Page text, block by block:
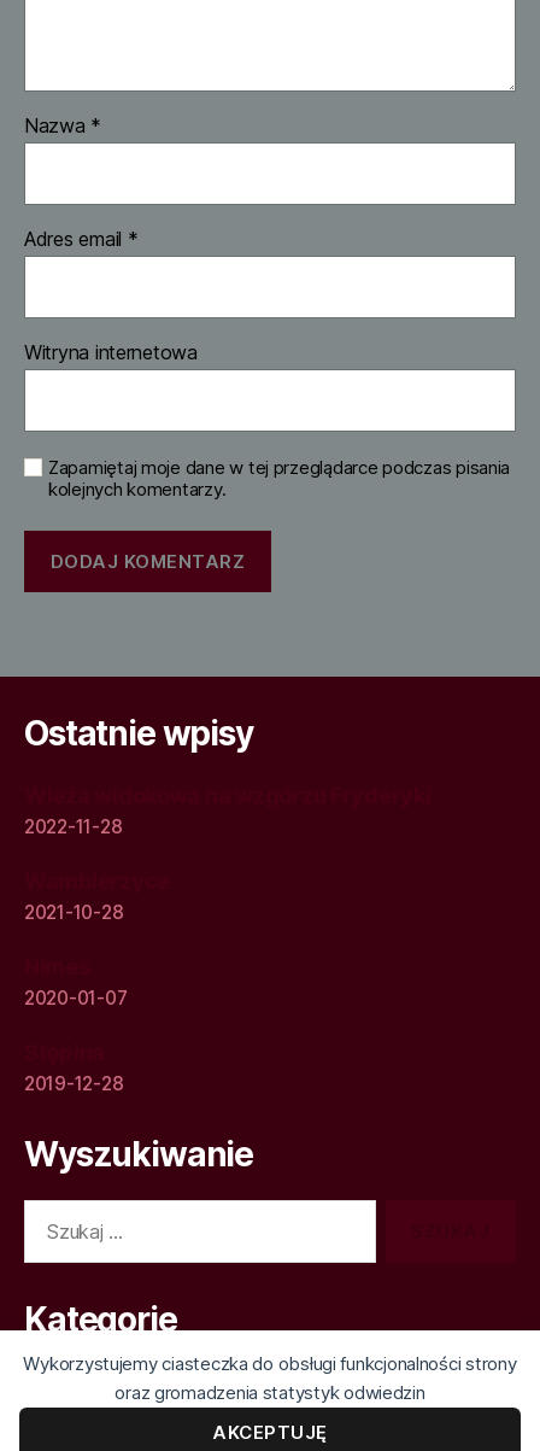
Wykorzystujemy ciasteczka do obsługi funkcjonalności strony
oraz gromadzenia statystyk odwiedzin
AKCEPTUJĘ
Nazwa *
Adres email *
Witryna internetowa
Zapamiętaj moje dane w tej przeglądarce podczas pisania
kolejnych komentarzy.
Ostatnie wpisy
2022-11-28
2021-10-28
2020-01-07
2019-12-28
Wyszukiwanie
Kategorie
Kategorie